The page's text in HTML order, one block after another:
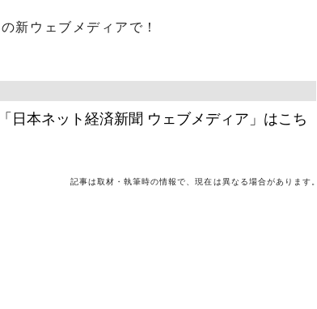
新ウェブメディアで！
日本ネット経済新聞 ウェブメディア」はこち
記事は取材・執筆時の情報で、現在は異なる場合があります。